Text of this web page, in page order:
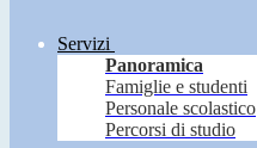
Servizi
Panoramica
Famiglie e studenti
Personale scolastico
Percorsi di studio